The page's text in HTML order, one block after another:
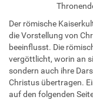
Der römische
die Vorstellung von
beeinflusst. Die
vergöttlicht, worin an
sondern auch ihre
Christus übertragen.
auf den folgenden